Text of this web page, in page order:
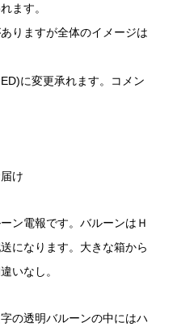
ます。
りますが全体のイメージは
に変更承れます。コメン
け
ン電報です。バルーンはＨ
になります。大きな箱から
いなし。
の透明バルーンの中にはハ